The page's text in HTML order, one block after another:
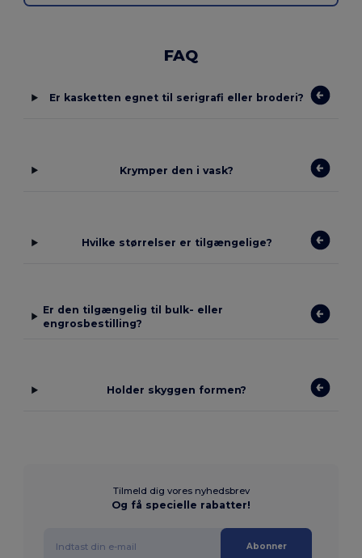
FAQ
Er kasketten egnet til serigrafi eller broderi?
Krymper den i vask?
Hvilke størrelser er tilgængelige?
Er den tilgængelig til bulk- eller
engrosbestilling?
Holder skyggen formen?
Tilmeld dig vores nyhedsbrev
Og få specielle rabatter!
Abonner